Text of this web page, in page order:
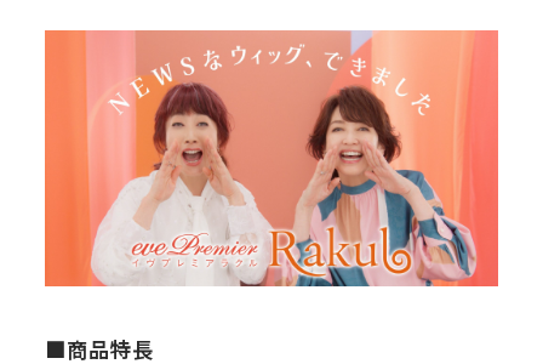
■商品特長